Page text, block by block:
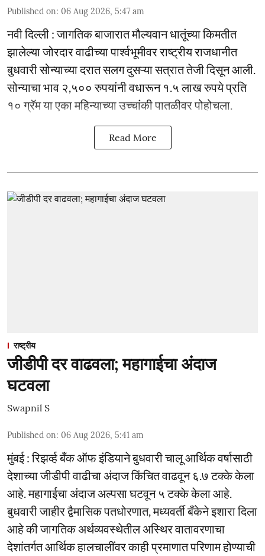
Published on: 06 Aug 2026, 5:47 am
नवी दिल्ली : जागतिक बाजारात मौल्यवान धातूंच्या किमतीत
झालेल्या जोरदार वाढीच्या पार्श्वभूमीवर राष्ट्रीय राजधानीत
बुधवारी सोन्याच्या दरात सलग दुसऱ्या सत्रात तेजी दिसून आली.
सोन्याचा भाव २,५०० रुपयांनी वधारून १.५ लाख रुपये प्रति
१० ग्रॅम या एका महिन्याच्या उच्चांकी पातळीवर पोहोचला.
Read More
राष्ट्रीय
जीडीपी दर वाढवला; महागाईचा अंदाज
घटवला
Swapnil S
Published on: 06 Aug 2026, 5:41 am
मुंबई : रिझर्व्ह बँक ऑफ इंडियाने बुधवारी चालू आर्थिक वर्षासाठी
देशाच्या जीडीपी वाढीचा अंदाज किंचित वाढवून ६.७ टक्के केला
आहे. महागाईचा अंदाज अल्पसा घटवून ५ टक्के केला आहे.
बुधवारी जाहीर द्वैमासिक पतधोरणात, मध्यवर्ती बँकेने इशारा दिला
आहे की जागतिक अर्थव्यवस्थेतील अस्थिर वातावरणाचा
देशांतर्गत आर्थिक हालचालींवर काही प्रमाणात परिणाम होण्याची